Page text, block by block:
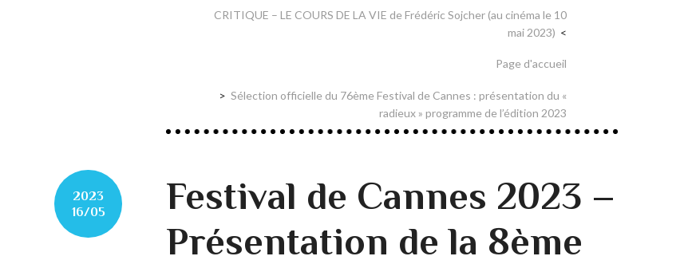
CRITIQUE – LE COURS DE LA VIE de Frédéric Sojcher (au cinéma le 10
mai 2023)
Page d'accueil
Sélection officielle du 76ème Festival de Cannes : présentation du «
radieux » programme de l’édition 2023
2023
16/05
Festival de Cannes 2023 –
Présentation de la 8ème